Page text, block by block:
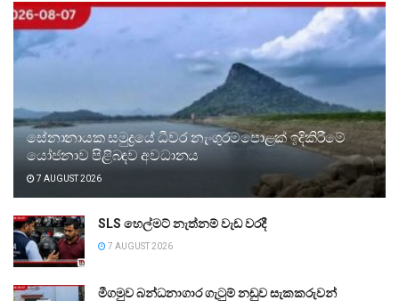
සේනානායක සමුද්‍රයේ ධීවර නැංගුරම්පොළක් ඉදිකිරීමේ
යෝජනාව පිළිබඳව අවධානය
7 AUGUST 2026
SLS හෙල්මට් නැත්නම් වැඩ වරදී
7 AUGUST 2026
මීගමුව බන්ධනාගාර ගැටුම් නඩුව සැකකරුවන්